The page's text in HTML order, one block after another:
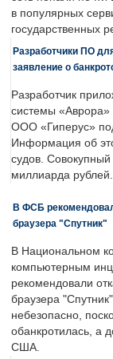
в популярных
государственных
Разработчики ПО
заявление о
Разработчик
системы
ООО «Гиперус»
Информация об
судов.
миллиарда рублей.
В ФСБ
браузера "Спутник"
В Национальном
компьютерным
рекомендовали
браузера
небезопасно,
обанкротилась, а
США.